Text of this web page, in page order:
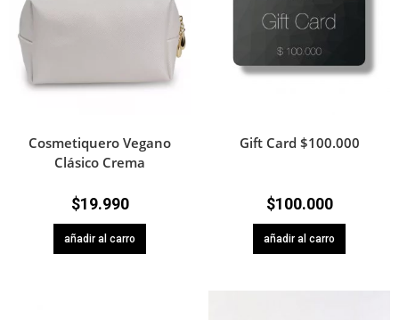
Cosmetiquero Vegano
Clásico Crema
$19.990
añadir al carro
Gift Card $100.000
$100.000
añadir al carro